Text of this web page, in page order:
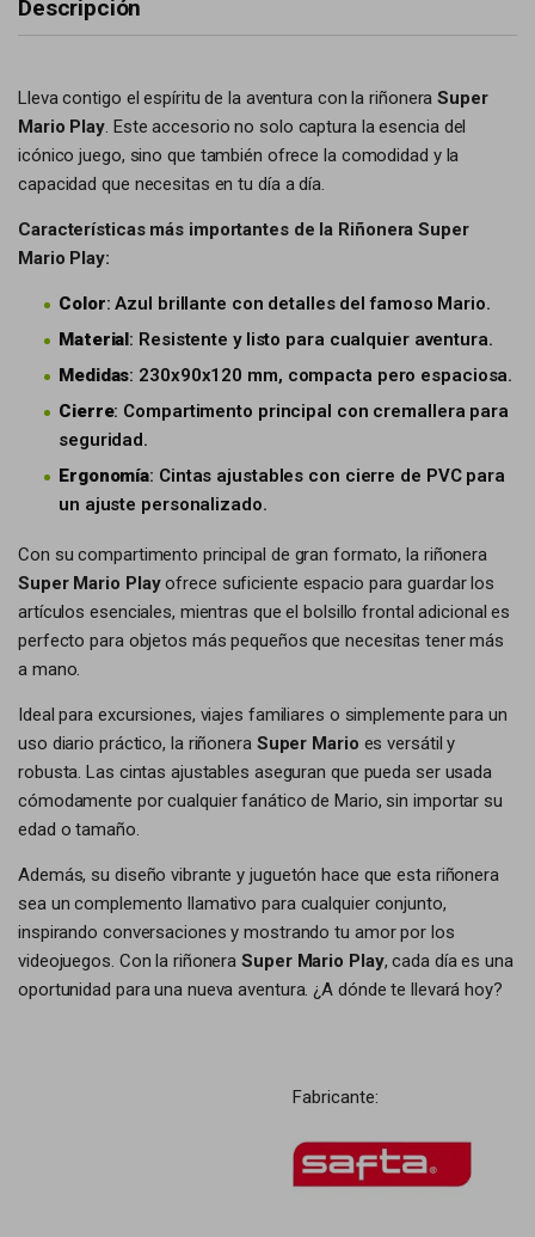
Descripción
Lleva contigo el espíritu de la aventura con la riñoneraSuper
Mario Play. Este accesorio no solo captura la esencia del
icónico juego, sino que también ofrece la comodidad y la
capacidad que necesitas en tu día a día.
Características más importantes de la Riñonera Super
Mario Play:
Color: Azul brillante con detalles del famoso Mario.
Material: Resistente y listo para cualquier aventura.
Medidas: 230x90x120 mm, compacta pero espaciosa.
Cierre: Compartimento principal con cremallera para
seguridad.
Ergonomía: Cintas ajustables con cierre de PVC para
un ajuste personalizado.
Con su compartimento principal de gran formato, la riñonera
Super Mario Playofrece suficiente espacio para guardar los
artículos esenciales, mientras que el bolsillo frontal adicional es
perfecto para objetos más pequeños que necesitas tener más
a mano.
Ideal para excursiones, viajes familiares o simplemente para un
uso diario práctico, la riñonera Super Mario es versátil y
robusta. Las cintas ajustables aseguran que pueda ser usada
cómodamente por cualquier fanático de Mario, sin importar su
edad o tamaño.
Además, su diseño vibrante y juguetón hace que esta riñonera
sea un complemento llamativo para cualquier conjunto,
inspirando conversaciones y mostrando tu amor por los
videojuegos. Con la riñoneraSuper Mario Play, cada día es una
oportunidad para una nueva aventura. ¿A dónde te llevará hoy?
Fabricante: